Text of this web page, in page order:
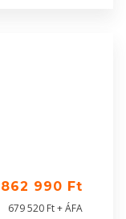
862 990 Ft
679 520 Ft + ÁFA